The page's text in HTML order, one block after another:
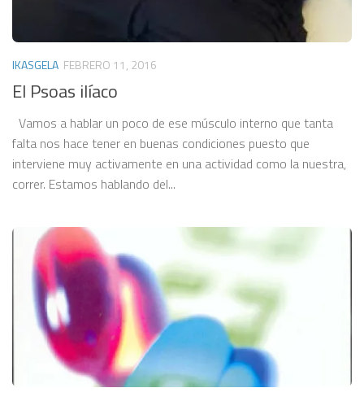
IKASGELA FEBRERO 11, 2016
El Psoas ilíaco
Vamos a hablar un poco de ese músculo interno que tanta
falta nos hace tener en buenas condiciones puesto que
interviene muy activamente en una actividad como la nuestra,
correr. Estamos hablando del...